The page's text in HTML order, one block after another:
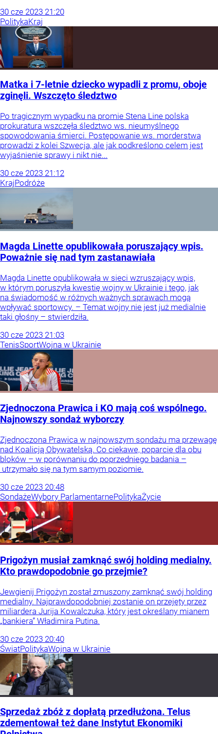
30 cze 2023 21:20
PolitykaKraj
Matka i 7-letnie dziecko wypadli z promu, oboje
zginęli. Wszczęto śledztwo
Po tragicznym wypadku na promie Stena Line polska
prokuratura wszczęła śledztwo ws. nieumyślnego
spowodowania śmierci. Postępowanie ws. morderstwa
prowadzi z kolei Szwecja, ale jak podkreślono celem jest
wyjaśnienie sprawy i nikt nie...
30 cze 2023 21:12
KrajPodróże
Magda Linette opublikowała poruszający wpis.
Poważnie się nad tym zastanawiała
Magda Linette opublikowała w sieci wzruszający wpis,
w którym poruszyła kwestię wojny w Ukrainie i tego, jak
na świadomość w różnych ważnych sprawach mogą
wpływać sportowcy. – Temat wojny nie jest już medialnie
taki głośny – stwierdziła.
30 cze 2023 21:03
TenisSportWojna w Ukrainie
Zjednoczona Prawica i KO mają coś wspólnego.
Najnowszy sondaż wyborczy
Zjednoczona Prawica w najnowszym sondażu ma przewagę
nad Koalicją Obywatelską. Co ciekawe, poparcie dla obu
bloków – w porównaniu do poprzedniego badania –
utrzymało się na tym samym poziomie.
30 cze 2023 20:48
SondażeWybory ParlamentarnePolitykaŻycie
Prigożyn musiał zamknąć swój holding medialny.
Kto prawdopodobnie go przejmie?
Jewgienij Prigożyn został zmuszony zamknąć swój holding
medialny. Najprawdopodobniej zostanie on przejęty przez
miliardera Jurija Kowalczuka, który jest określany mianem
„bankiera” Władimira Putina.
30 cze 2023 20:40
ŚwiatPolitykaWojna w Ukrainie
Sprzedaż zbóż z dopłatą przedłużona. Telus
zdementował też dane Instytut Ekonomiki